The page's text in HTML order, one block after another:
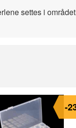
settes i
-